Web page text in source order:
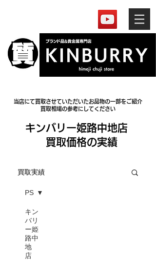
​キンバリー姫路中地店
買取価格の実績
当店にて買取させていただいたお品物の一部をご紹介
買取相場の参考にしてください
買取実績
キン
バリ
ー姫
路中
地
店
PS